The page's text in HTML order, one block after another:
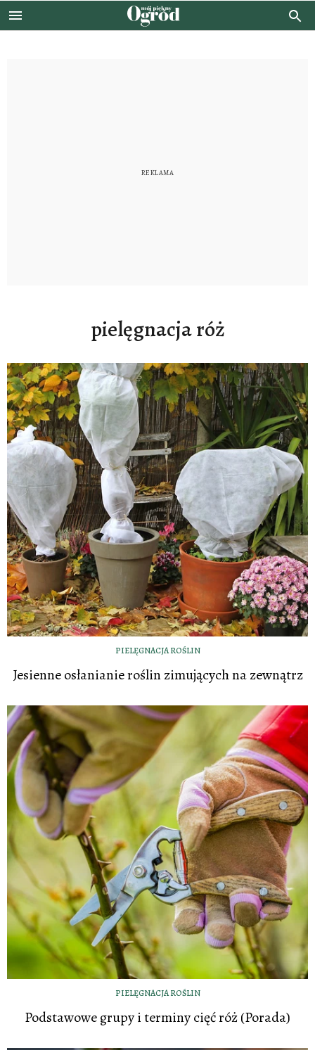
pielęgnacja róż
PIELĘGNACJA ROŚLIN
Jesienne osłanianie roślin zimujących na zewnątrz
PIELĘGNACJA ROŚLIN
Podstawowe grupy i terminy cięć róż (Porada)